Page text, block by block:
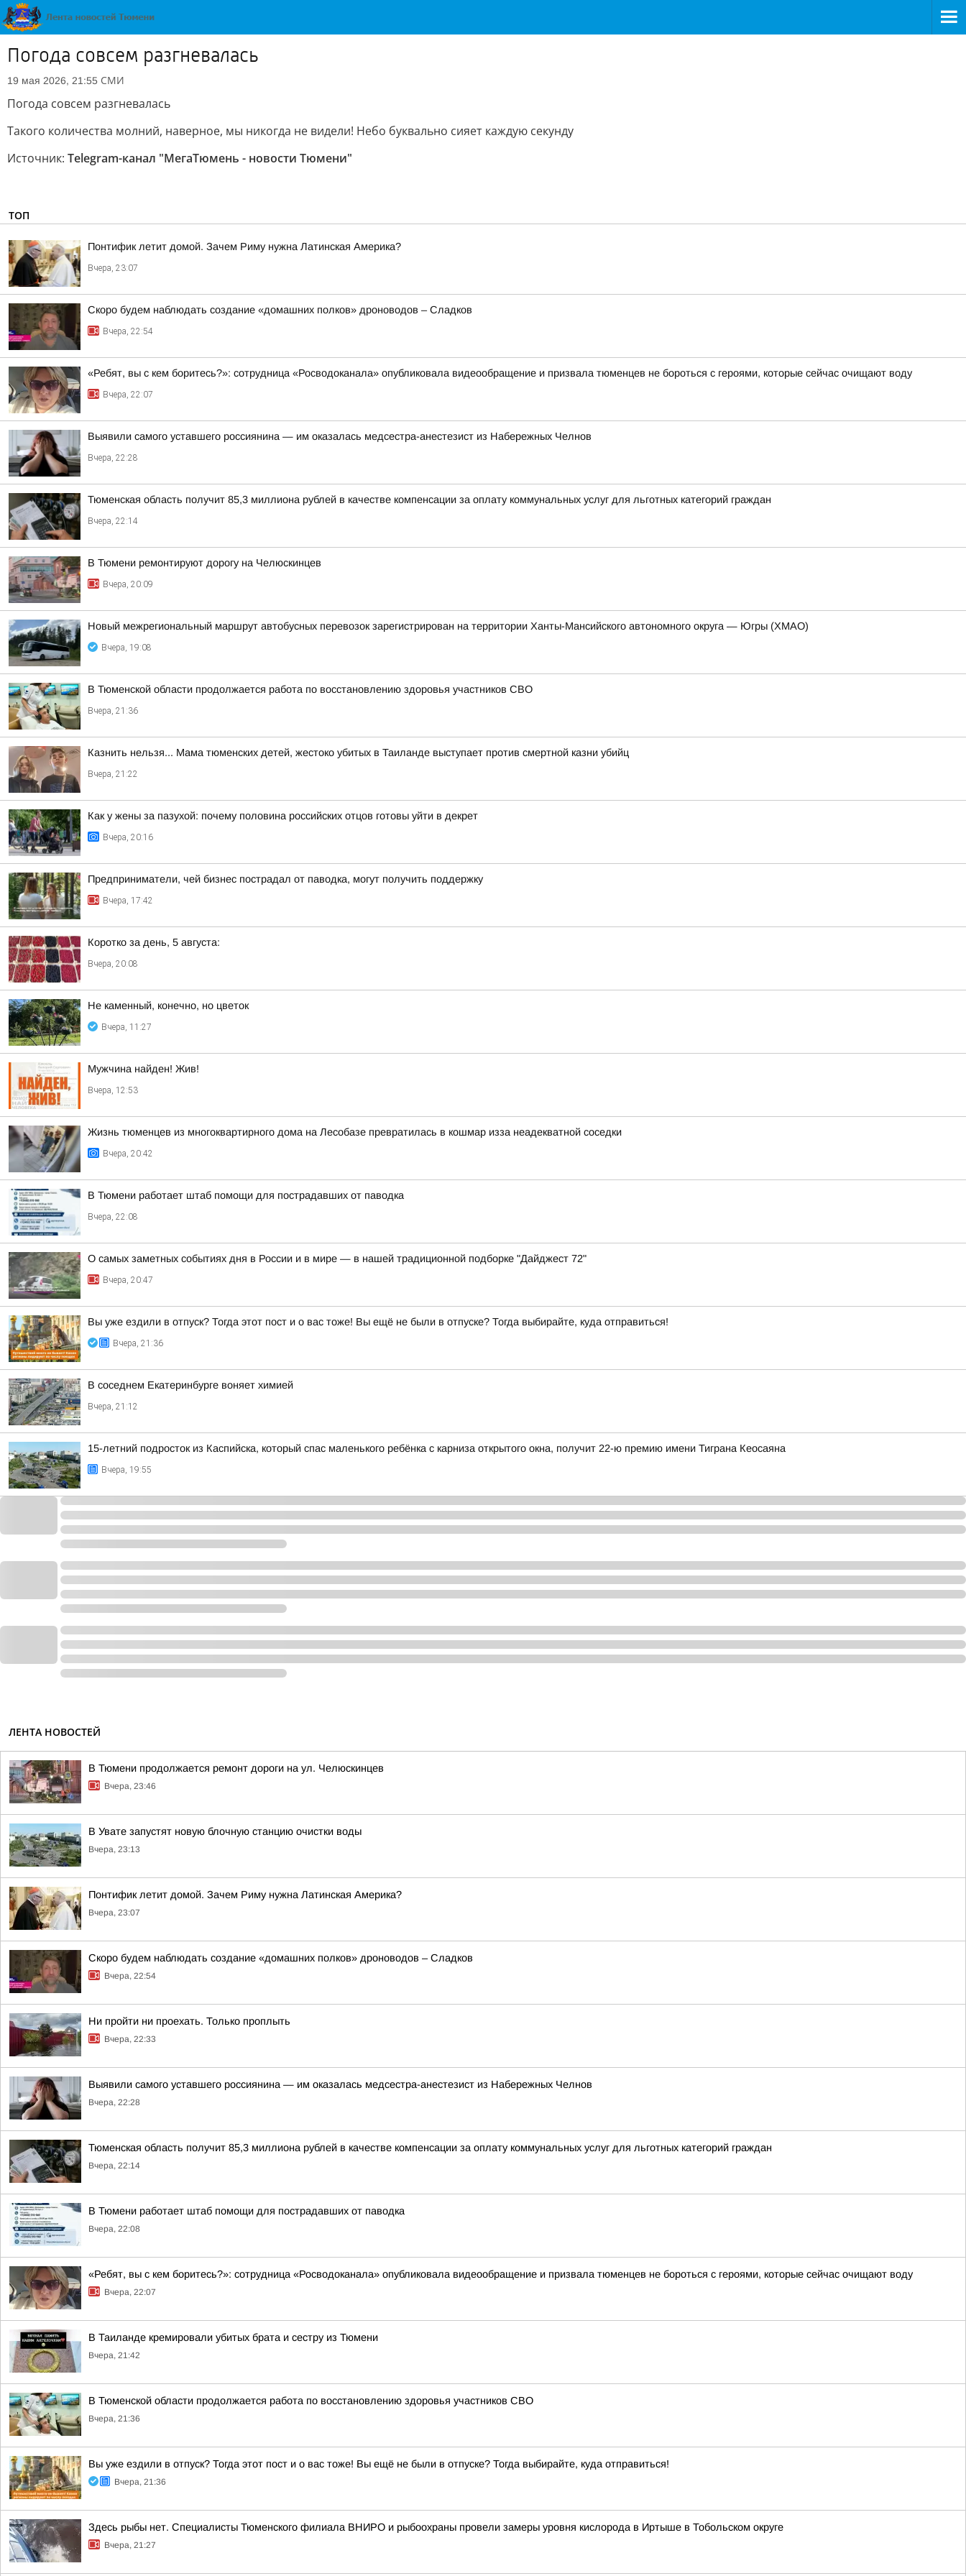
Погода совсем разгневалась
19 мая 2026, 21:55 СМИ
Погода совсем разгневалась
Такого количества молний, наверное, мы никогда не видели! Небо буквально сияет каждую секунду
Источник: Telegram-канал "МегаТюмень - новости Тюмени"
ТОП
Понтифик летит домой. Зачем Риму нужна Латинская Америка?
Вчера, 23:07
Скоро будем наблюдать создание «домашних полков» дроноводов – Сладков
Вчера, 22:54
«Ребят, вы с кем боритесь?»: сотрудница «Росводоканала» опубликовала видеообращение и призвала тюменцев не бороться с героями, которые сейчас очищают воду
Вчера, 22:07
Выявили самого уставшего россиянина — им оказалась медсестра-анестезист из Набережных Челнов
Вчера, 22:28
Тюменская область получит 85,3 миллиона рублей в качестве компенсации за оплату коммунальных услуг для льготных категорий граждан
Вчера, 22:14
В Тюмени ремонтируют дорогу на Челюскинцев
Вчера, 20:09
Новый межрегиональный маршрут автобусных перевозок зарегистрирован на территории Ханты-Мансийского автономного округа — Югры (ХМАО)
Вчера, 19:08
В Тюменской области продолжается работа по восстановлению здоровья участников СВО
Вчера, 21:36
Казнить нельзя... Мама тюменских детей, жестоко убитых в Таиланде выступает против смертной казни убийц
Вчера, 21:22
Как у жены за пазухой: почему половина российских отцов готовы уйти в декрет
Вчера, 20:16
Предприниматели, чей бизнес пострадал от паводка, могут получить поддержку
Вчера, 17:42
Коротко за день, 5 августа:
Вчера, 20:08
Не каменный, конечно, но цветок
Вчера, 11:27
Мужчина найден! Жив!
Вчера, 12:53
Жизнь тюменцев из многоквартирного дома на Лесобазе превратилась в кошмар изза неадекватной соседки
Вчера, 20:42
В Тюмени работает штаб помощи для пострадавших от паводка
Вчера, 22:08
О самых заметных событиях дня в России и в мире — в нашей традиционной подборке "Дайджест 72"
Вчера, 20:47
Вы уже ездили в отпуск? Тогда этот пост и о вас тоже! Вы ещё не были в отпуске? Тогда выбирайте, куда отправиться!
Вчера, 21:36
В соседнем Екатеринбурге воняет химией
Вчера, 21:12
15-летний подросток из Каспийска, который спас маленького ребёнка с карниза открытого окна, получит 22-ю премию имени Тиграна Кеосаяна
Вчера, 19:55
ЛЕНТА НОВОСТЕЙ
В Тюмени продолжается ремонт дороги на ул. Челюскинцев
Вчера, 23:46
В Увате запустят новую блочную станцию очистки воды
Вчера, 23:13
Понтифик летит домой. Зачем Риму нужна Латинская Америка?
Вчера, 23:07
Скоро будем наблюдать создание «домашних полков» дроноводов – Сладков
Вчера, 22:54
Ни пройти ни проехать. Только проплыть
Вчера, 22:33
Выявили самого уставшего россиянина — им оказалась медсестра-анестезист из Набережных Челнов
Вчера, 22:28
Тюменская область получит 85,3 миллиона рублей в качестве компенсации за оплату коммунальных услуг для льготных категорий граждан
Вчера, 22:14
В Тюмени работает штаб помощи для пострадавших от паводка
Вчера, 22:08
«Ребят, вы с кем боритесь?»: сотрудница «Росводоканала» опубликовала видеообращение и призвала тюменцев не бороться с героями, которые сейчас очищают воду
Вчера, 22:07
В Таиланде кремировали убитых брата и сестру из Тюмени
Вчера, 21:42
В Тюменской области продолжается работа по восстановлению здоровья участников СВО
Вчера, 21:36
Вы уже ездили в отпуск? Тогда этот пост и о вас тоже! Вы ещё не были в отпуске? Тогда выбирайте, куда отправиться!
Вчера, 21:36
Здесь рыбы нет. Специалисты Тюменского филиала ВНИРО и рыбоохраны провели замеры уровня кислорода в Иртыше в Тобольском округе
Вчера, 21:27